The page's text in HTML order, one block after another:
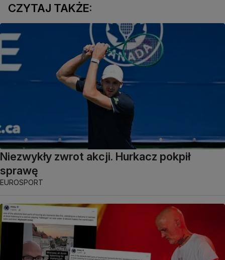
CZYTAJ TAKŻE:
Niezwykły zwrot akcji. Hurkacz pokpił
sprawę
EUROSPORT